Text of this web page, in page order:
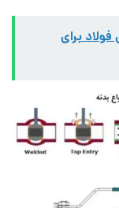
برای